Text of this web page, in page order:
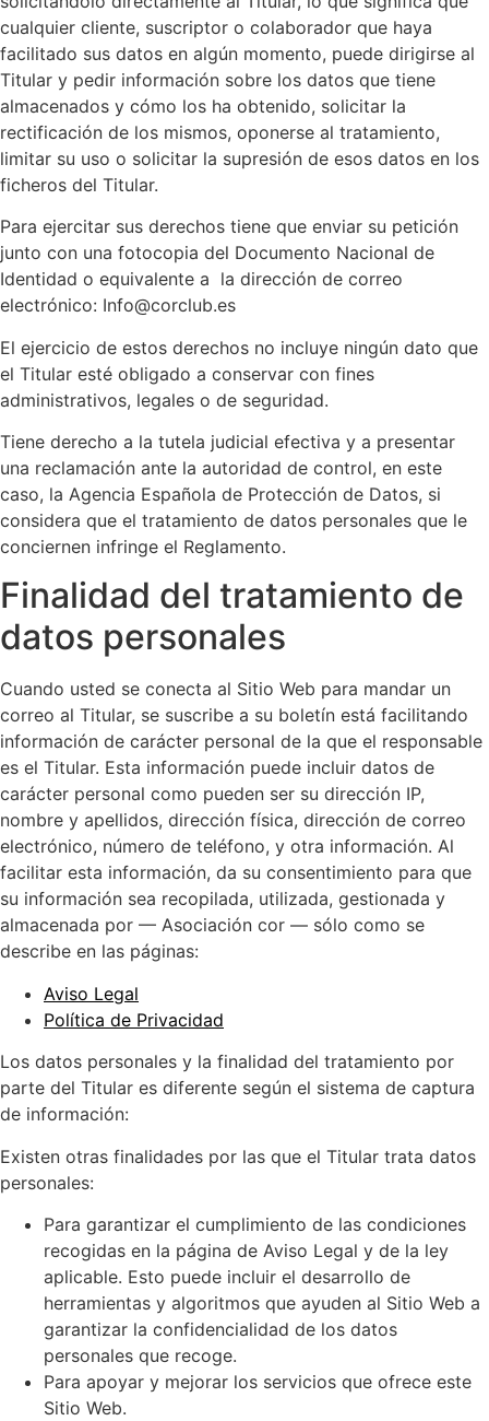
cualquier cliente, suscriptor o colaborador que haya
facilitado sus datos en algún momento, puede dirigirse al
Titular y pedir información sobre los datos que tiene
almacenados y cómo los ha obtenido, solicitar la
rectificación de los mismos, oponerse al tratamiento,
limitar su uso o solicitar la supresión de esos datos en los
ficheros del Titular.
Para ejercitar sus derechos tiene que enviar su petición
junto con una fotocopia del Documento Nacional de
Identidad o equivalente a la dirección de correo
electrónico: Info@corclub.es
El ejercicio de estos derechos no incluye ningún dato que
el Titular esté obligado a conservar con fines
administrativos, legales o de seguridad.
Tiene derecho a la tutela judicial efectiva y a presentar
una reclamación ante la autoridad de control, en este
caso, la Agencia Española de Protección de Datos, si
considera que el tratamiento de datos personales que le
conciernen infringe el Reglamento.
Finalidad del tratamiento de
datos personales
Cuando usted se conecta al Sitio Web para mandar un
correo al Titular, se suscribe a su boletín está facilitando
información de carácter personal de la que el responsable
es el Titular. Esta información puede incluir datos de
carácter personal como pueden ser su dirección IP,
nombre y apellidos, dirección física, dirección de correo
electrónico, número de teléfono, y otra información. Al
facilitar esta información, da su consentimiento para que
su información sea recopilada, utilizada, gestionada y
almacenada por — Asociación cor — sólo como se
describe en las páginas:
Aviso Legal
Política de Privacidad
Los datos personales y la finalidad del tratamiento por
parte del Titular es diferente según el sistema de captura
de información:
Existen otras finalidades por las que el Titular trata datos
personales:
Para garantizar el cumplimiento de las condiciones
recogidas en la página de Aviso Legal y de la ley
aplicable. Esto puede incluir el desarrollo de
herramientas y algoritmos que ayuden al Sitio Web a
garantizar la confidencialidad de los datos
personales que recoge.
Para apoyar y mejorar los servicios que ofrece este
Sitio Web.